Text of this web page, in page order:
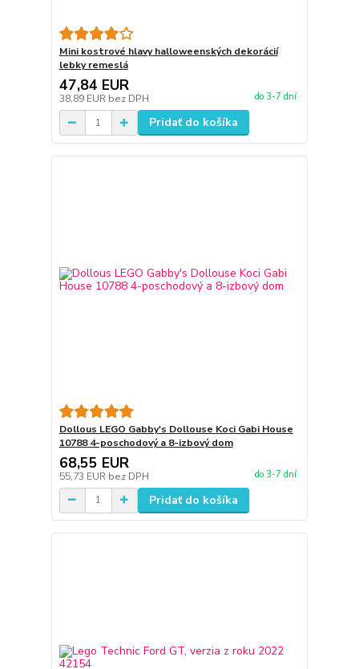
Mini kostrové hlavy halloweenských dekorácií
lebky remeslá
47,84 EUR
38,89 EUR bez DPH do 3-7 dní
Pridať do košíka
Dollous LEGO Gabby's Dollouse Koci Gabi House
10788 4-poschodový a 8-izbový dom
68,55 EUR
55,73 EUR bez DPH do 3-7 dní
Pridať do košíka